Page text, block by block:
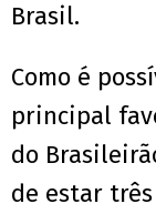
Brasil.
Como é
principal
do
de estar